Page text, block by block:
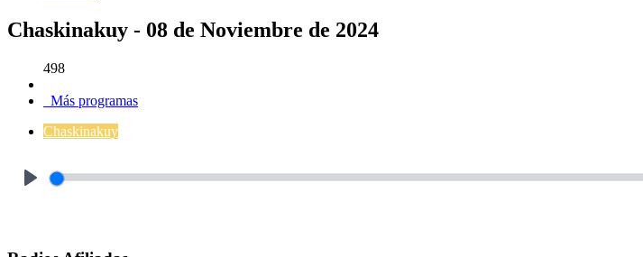
Chaskinakuy - 08 de Noviembre de 2024
498
Más programas
Chaskinakuy